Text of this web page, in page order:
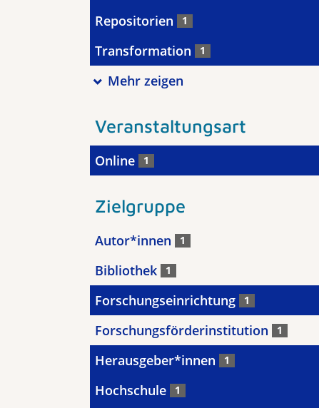
Repositorien 1
Transformation 1
Mehr zeigen
Veranstaltungsart
Online 1
Zielgruppe
Autor*innen 1
Bibliothek 1
Forschungseinrichtung 1
Forschungsförderinstitution 1
Herausgeber*innen 1
Hochschule 1